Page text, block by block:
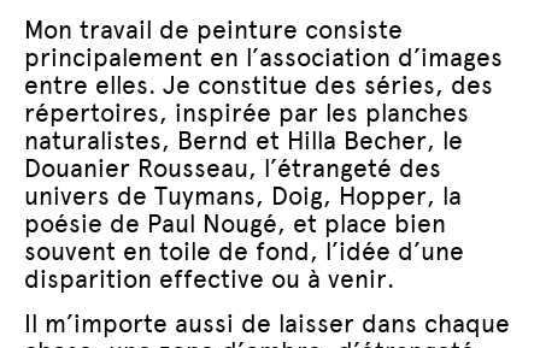
Mon travail de peinture consiste
principalement en l’association d’images
entre elles. Je constitue des séries, des
répertoires, inspirée par les planches
naturalistes, Bernd et Hilla Becher, le
Douanier Rousseau, l’étrangeté des
univers de Tuymans, Doig, Hopper, la
poésie de Paul Nougé, et place bien
souvent en toile de fond, l’idée d’une
disparition effective ou à venir.
Il m’importe aussi de laisser dans chaque